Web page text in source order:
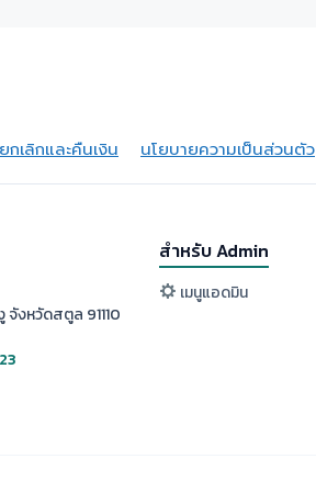
กเลิกและคืนเงิน นโยบายความเป็นส่วนตัว
จังหวัดสตูล 91110
สำหรับ Admin
เมนูแอดมิน